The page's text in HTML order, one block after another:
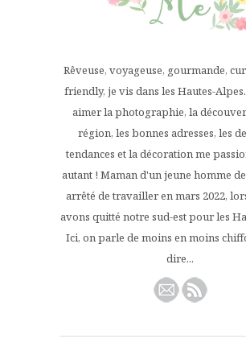
Rêveuse, voyageuse, gourmande,
friendly, je vis dans les Hautes-
aimer la photographie, la
région, les bonnes adresses, les
tendances et la décoration me
autant ! Maman d'un jeune homme
arrêté de travailler en mars 2022,
avons quitté notre sud-est pour les
Ici, on parle de moins en moins
dire...